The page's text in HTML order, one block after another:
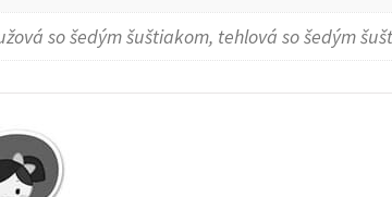
so šedým šuštiakom, tehlová so šedým